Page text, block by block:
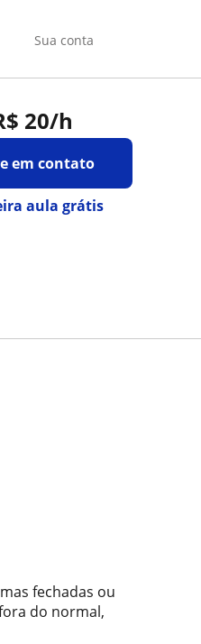
Sua conta
20/h
em contato
aula grátis
fechadas ou
do normal,